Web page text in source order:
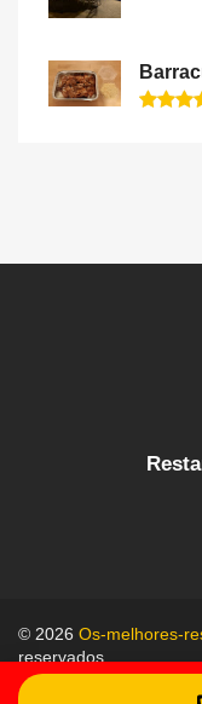
© 2026 Os-melhores-
reservados.
Política de proteção de